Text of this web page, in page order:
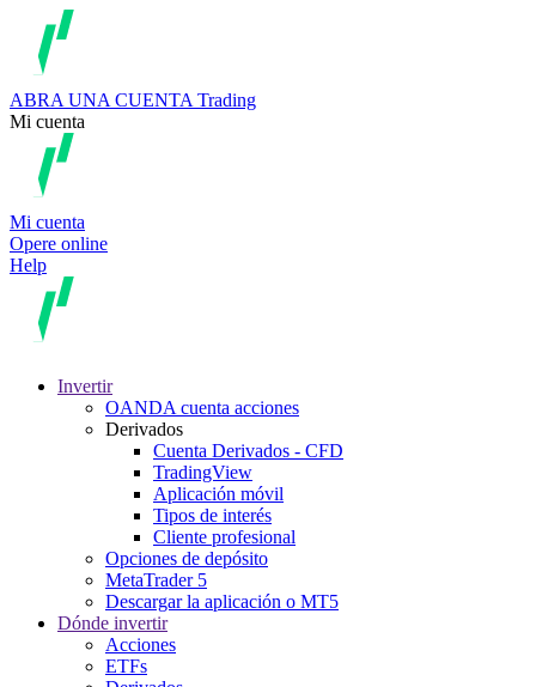
ABRA UNA CUENTA Trading
Mi cuenta
Mi cuenta
Opere online
Help
Invertir
OANDA cuenta acciones
Derivados
Cuenta Derivados - CFD
TradingView
Aplicación móvil
Tipos de interés
Cliente profesional
Opciones de depósito
MetaTrader 5
Descargar la aplicación o MT5
Dónde invertir
Acciones
ETFs